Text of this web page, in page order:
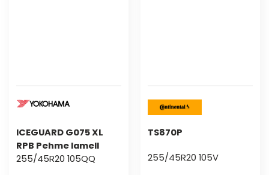
ICEGUARD G075 XL
RPB Pehme lamell
255/45R20 105QQ
TS870P
255/45R20 105V